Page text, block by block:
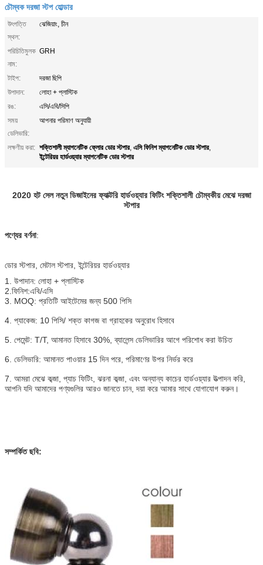
চৌম্বক দরজা স্টপ হোল্ডার
উৎপত্তি
স্থল:
ঝেজিয়াং, চীন
পরিচিতিমুলক
নাম:
GRH
টাইপ:
দরজা ছিপি
উপাদান:
লোহা + প্লাস্টিক
রঙ:
এসি/এবি/সিপি
সময়
ডেলিভারি:
আপনার পরিমাণ অনুযায়ী
লক্ষণীয় করা: শক্তিশালী ম্যাগনেটিক ফ্লোর ডোর স্টপার, এসি ফিনিশ ম্যাগনেটিক ডোর স্টপার,
ইন্টেরিয়র হার্ডওয়্যার ম্যাগনেটিক ডোর স্টপার
2020 হট সেল নতুন ডিজাইনের ফ্যাক্টরি হার্ডওয়্যার ফিটিং শক্তিশালী চৌম্বকীয় মেঝে দরজা
স্টপার
পণ্যের বর্ণনা:
ডোর স্টপার, মেটাল স্টপার, ইন্টেরিয়র হার্ডওয়্যার
1. উপাদান: লোহা + প্লাস্টিক
2.ফিনিশ:এবি/এসি
3. MOQ: প্রতিটি আইটেমের জন্য 500 পিসি
4. প্যাকেজ: 10 পিসি/ শক্ত কাগজ বা গ্রাহকের অনুরোধ হিসাবে
5. পেমেন্ট: T/T, আমানত হিসাবে 30%, ব্যালেন্স ডেলিভারির আগে পরিশোধ করা উচিত
6. ডেলিভারি: আমানত পাওয়ার 15 দিন পরে, পরিমাণের উপর নির্ভর করে
7. আমরা মেঝে কব্জা, প্যাচ ফিটিং, ঝরনা কব্জা, এবং অন্যান্য কাচের হার্ডওয়্যার উত্পাদন করি,
আপনি যদি আমাদের পণ্যগুলির আরও জানতে চান, দয়া করে আমার সাথে যোগাযোগ করুন।
সম্পর্কিত ছবি: